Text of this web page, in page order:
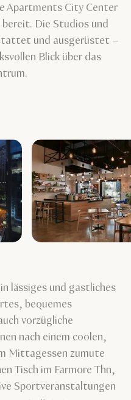
Apartments City Center
Die Studios und
und ausgerüstet –
Blick über das
lässiges und gastliches
bequemes
vorzügliche
nach einem coolen,
Mittagessen zumute
Tisch im Farmore Thn,
Sportveranstaltungen